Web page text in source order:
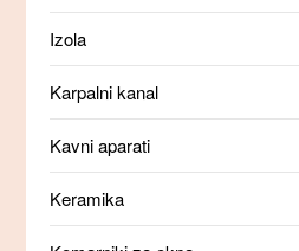
Izola
Karpalni kanal
Kavni aparati
Keramika